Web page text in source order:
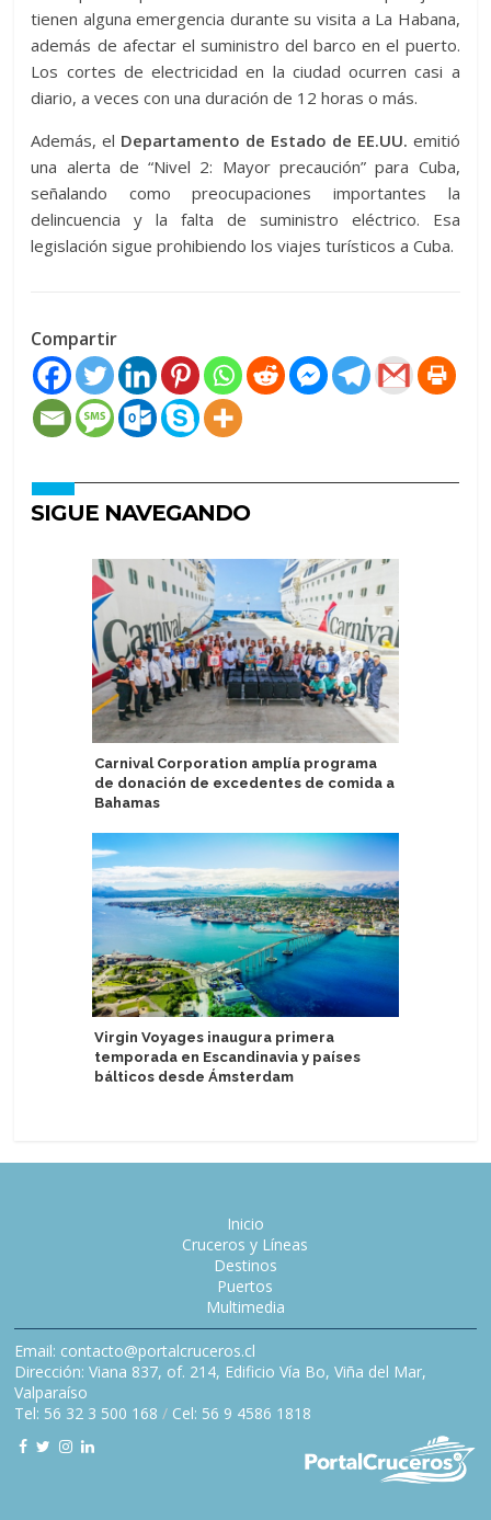
tienen alguna emergencia durante su visita a La Habana,
además de afectar el suministro del barco en el puerto.
Los cortes de electricidad en la ciudad ocurren casi a
diario, a veces con una duración de 12 horas o más.
Además, el Departamento de Estado de EE.UU. emitió
una alerta de “Nivel 2: Mayor precaución” para Cuba,
señalando como preocupaciones importantes la
delincuencia y la falta de suministro eléctrico. Esa
legislación sigue prohibiendo los viajes turísticos a Cuba.
Compartir
SIGUE NAVEGANDO
Carnival Corporation amplía programa
de donación de excedentes de comida a
Bahamas
Virgin Voyages inaugura primera
temporada en Escandinavia y países
bálticos desde Ámsterdam
Inicio
Cruceros y Líneas
Destinos
Puertos
Multimedia
Email: contacto@portalcruceros.cl
Dirección: Viana 837, of. 214, Edificio Vía Bo, Viña del Mar,
Valparaíso
Tel: 56 32 3 500 168 / Cel: 56 9 4586 1818